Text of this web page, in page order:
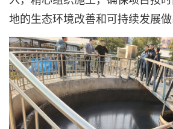
地的生态环境改善和可持续发展